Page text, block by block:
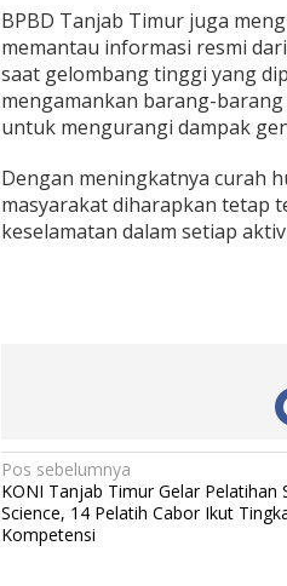
r
BPBD Tanjab Timur juga
memantau informasi resmi
saat gelombang tinggi yang
mengamankan barang-
untuk mengurangi dampak
Dengan meningkatnya curah
masyarakat diharapkan tetap
keselamatan dalam setiap
N
a
v
Pos sebelumnya
KONI Tanjab Timur Gelar Pelatihan
Science, 14 Pelatih Cabor Ikut
Kompetensi